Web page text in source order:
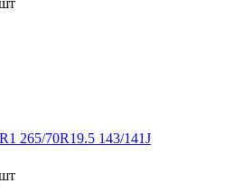
265/70R19.5 143/141J